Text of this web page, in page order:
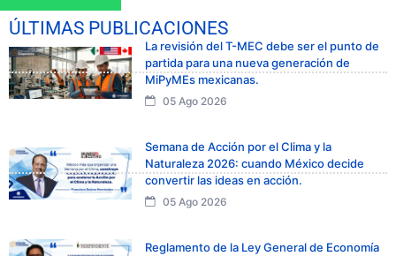
ÚLTIMAS PUBLICACIONES
La revisión del T-MEC debe ser el punto de
partida para una nueva generación de
MiPyMEs mexicanas.
05 Ago 2026
Semana de Acción por el Clima y la
Naturaleza 2026: cuando México decide
convertir las ideas en acción.
05 Ago 2026
Reglamento de la Ley General de Economía